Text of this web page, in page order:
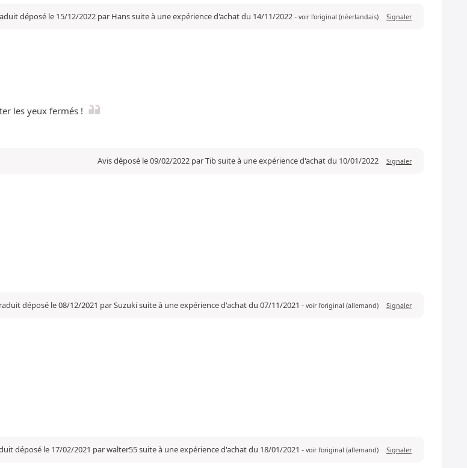
déposé le 15/12/2022 par Hans suite à une expérience d'achat du 14/11/2022- voir l'original (néerlandais) Signaler
les yeux fermés !
Avis déposé le 09/02/2022 par Tib suite à une expérience d'achat du 10/01/2022 Signaler
déposé le 08/12/2021 par Suzuki suite à une expérience d'achat du 07/11/2021 - voir l'original (allemand) Signaler
déposé le 17/02/2021 par walter55 suite à une expérience d'achat du 18/01/2021 - voir l'original (allemand) Signaler